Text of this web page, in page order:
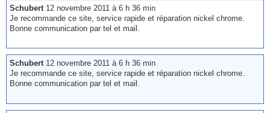
Schubert 12 novembre 2011 à 6 h 36 min
Je recommande ce site, service rapide et réparation nickel chrome.
Bonne communication par tel et mail.
Schubert 12 novembre 2011 à 6 h 36 min
Je recommande ce site, service rapide et réparation nickel chrome.
Bonne communication par tel et mail.